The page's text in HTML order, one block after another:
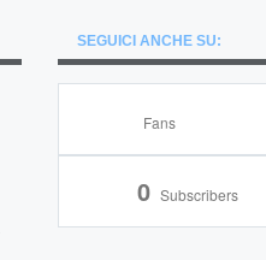
SEGUICI ANCHE SU:
Fans
0 Subscribers